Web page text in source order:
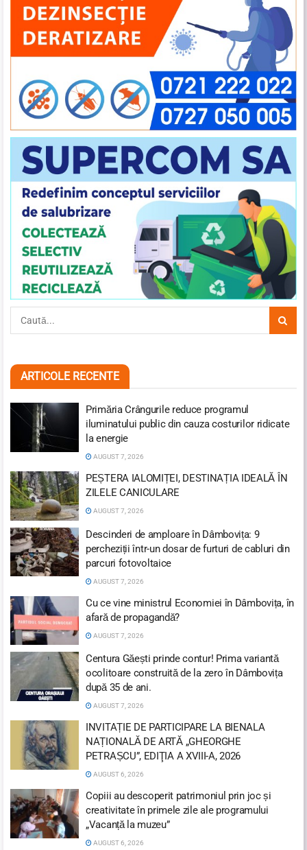
ARTICOLE RECENTE
Primăria Crângurile reduce programul
iluminatului public din cauza costurilor ridicate
la energie
AUGUST 7, 2026
PEȘTERA IALOMIȚEI, DESTINAȚIA IDEALĂ ÎN
ZILELE CANICULARE
AUGUST 7, 2026
Descinderi de amploare în Dâmbovița: 9
percheziții într-un dosar de furturi de cabluri din
parcuri fotovoltaice
AUGUST 7, 2026
Cu ce vine ministrul Economiei în Dâmbovița, în
afară de propagandă?
AUGUST 7, 2026
Centura Găești prinde contur! Prima variantă
ocolitoare construită de la zero în Dâmbovița
după 35 de ani.
AUGUST 7, 2026
INVITAȚIE DE PARTICIPARE LA BIENALA
NAȚIONALĂ DE ARTĂ „GHEORGHE
PETRAȘCU”, EDIŢIA A XVIII-A, 2026
AUGUST 6, 2026
Copiii au descoperit patrimoniul prin joc și
creativitate în primele zile ale programului
„Vacanță la muzeu”
AUGUST 6, 2026